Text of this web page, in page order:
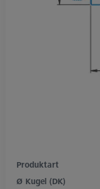
Produktart
Ø Kugel (DK)